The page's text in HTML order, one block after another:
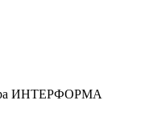
ИНТЕРФОРМА